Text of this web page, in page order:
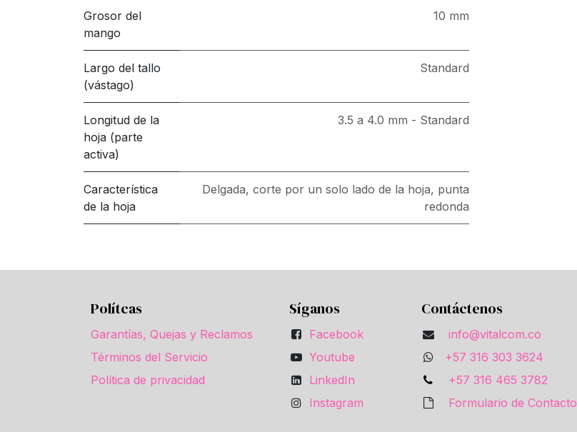
Grosor del
mango
10 mm
Largo del tallo
(vástago)
Standard
Longitud de la
hoja (parte
activa)
3.5 a 4.0 mm - Standard
Característica
de la hoja
Delgada, corte por un solo lado de la hoja, punta
redonda
Polítcas
Garantías, Quejas y Reclamos
Términos del Servicio
Política de privacidad
Síganos
Facebook
Youtube
LinkedIn
Instagram
Contáctenos
info@vitalcom.co
+57 316 303 3624
+57 316 465 3782
Formulario de Contacto